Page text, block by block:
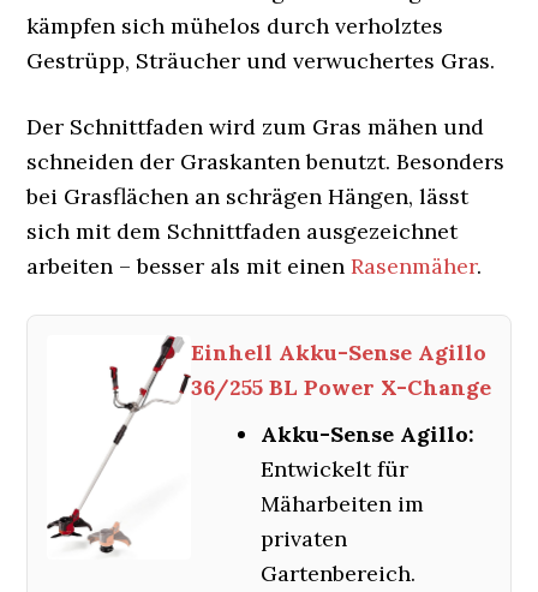
kämpfen sich mühelos durch verholztes
Gestrüpp, Sträucher und verwuchertes Gras.
Der Schnittfaden wird zum Gras mähen und
schneiden der Graskanten benutzt. Besonders
bei Grasflächen an schrägen Hängen, lässt
sich mit dem Schnittfaden ausgezeichnet
arbeiten – besser als mit einenRasenmäher.
Einhell Akku-Sense Agillo
36/255 BL Power X-Change
Akku-Sense Agillo:
Entwickelt für
Mäharbeiten im
privaten
Gartenbereich.